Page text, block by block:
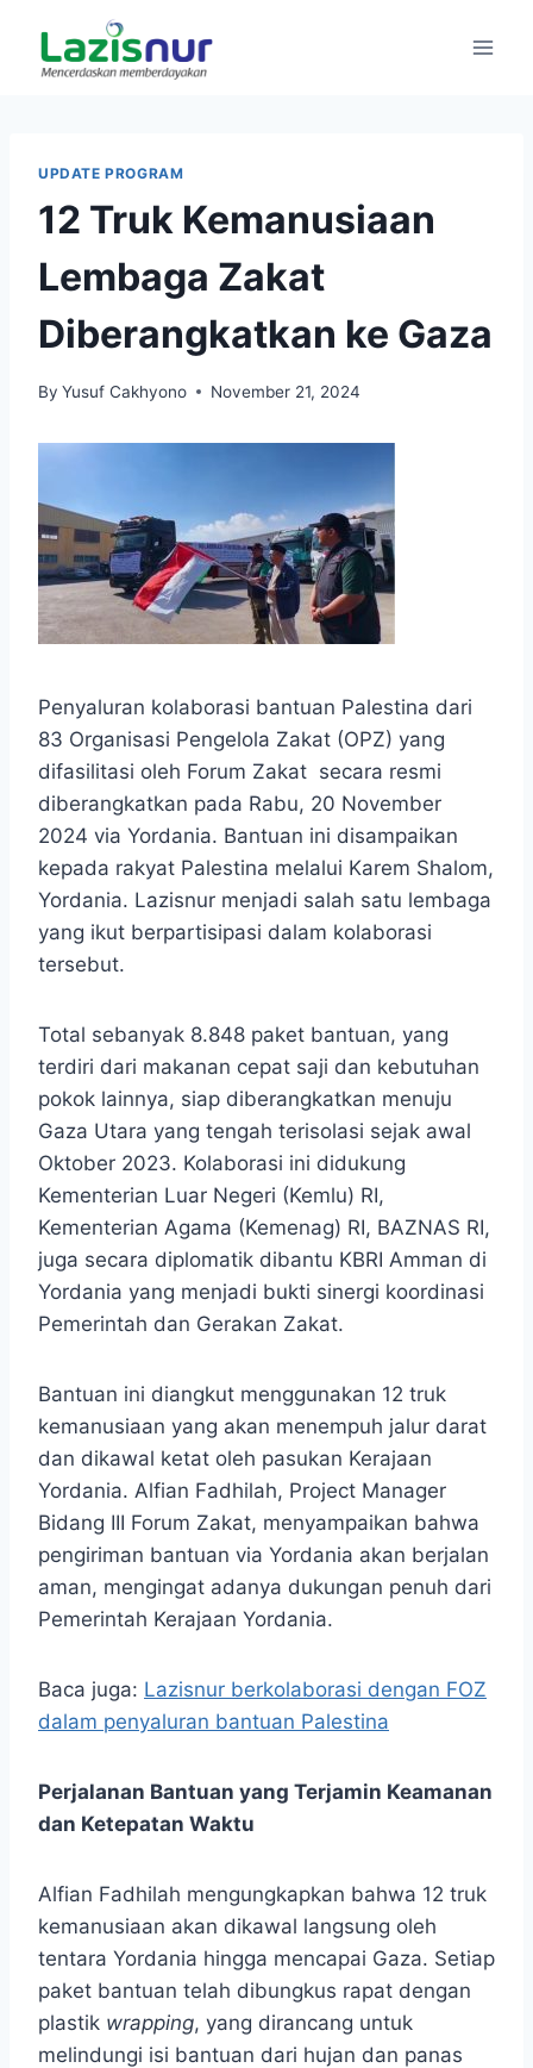
content
UPDATE PROGRAM
12 Truk Kemanusiaan
Lembaga Zakat
Diberangkatkan ke Gaza
By Yusuf Cakhyono November 21, 2024
Penyaluran kolaborasi bantuan Palestina dari
83 Organisasi Pengelola Zakat (OPZ) yang
difasilitasi oleh Forum Zakat secara resmi
diberangkatkan pada Rabu, 20 November
2024 via Yordania. Bantuan ini disampaikan
kepada rakyat Palestina melalui Karem Shalom,
Yordania. Lazisnur menjadi salah satu lembaga
yang ikut berpartisipasi dalam kolaborasi
tersebut.
Total sebanyak 8.848 paket bantuan, yang
terdiri dari makanan cepat saji dan kebutuhan
pokok lainnya, siap diberangkatkan menuju
Gaza Utara yang tengah terisolasi sejak awal
Oktober 2023. Kolaborasi ini didukung
Kementerian Luar Negeri (Kemlu) RI,
Kementerian Agama (Kemenag) RI, BAZNAS RI,
juga secara diplomatik dibantu KBRI Amman di
Yordania yang menjadi bukti sinergi koordinasi
Pemerintah dan Gerakan Zakat.
Bantuan ini diangkut menggunakan 12 truk
kemanusiaan yang akan menempuh jalur darat
dan dikawal ketat oleh pasukan Kerajaan
Yordania. Alfian Fadhilah, Project Manager
Bidang III Forum Zakat, menyampaikan bahwa
pengiriman bantuan via Yordania akan berjalan
aman, mengingat adanya dukungan penuh dari
Pemerintah Kerajaan Yordania.
Baca juga: Lazisnur berkolaborasi dengan FOZ
dalam penyaluran bantuan Palestina
Perjalanan Bantuan yang Terjamin Keamanan
dan Ketepatan Waktu
Alfian Fadhilah mengungkapkan bahwa 12 truk
kemanusiaan akan dikawal langsung oleh
tentara Yordania hingga mencapai Gaza. Setiap
paket bantuan telah dibungkus rapat dengan
plastik wrapping, yang dirancang untuk
melindungi isi bantuan dari hujan dan panas